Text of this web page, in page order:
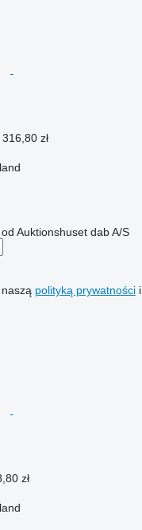
zł
Auktionshuset dab A/S
polityką prywatnościi
zł